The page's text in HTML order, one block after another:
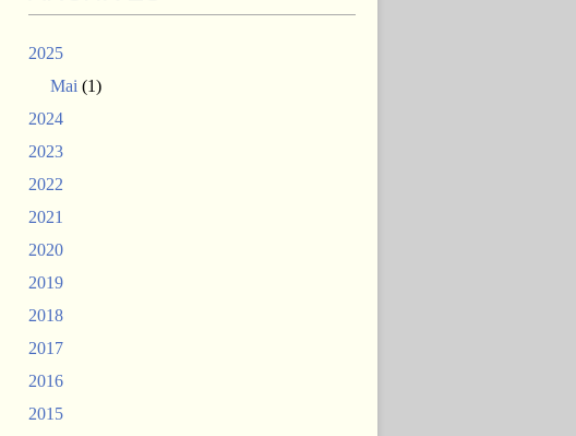
2025
Mai (1)
2024
2023
2022
2021
2020
2019
2018
2017
2016
2015